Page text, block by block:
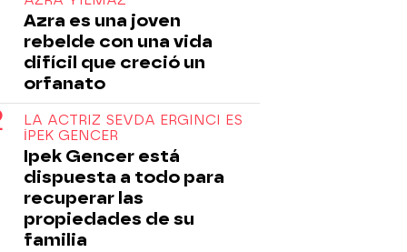
Azra es una joven
rebelde con una vida
difícil que creció un
orfanato
LA ACTRIZ SEVDA ERGINCI ES
İPEK GENCER
Ipek Gencer está
dispuesta a todo para
recuperar las
propiedades de su
familia